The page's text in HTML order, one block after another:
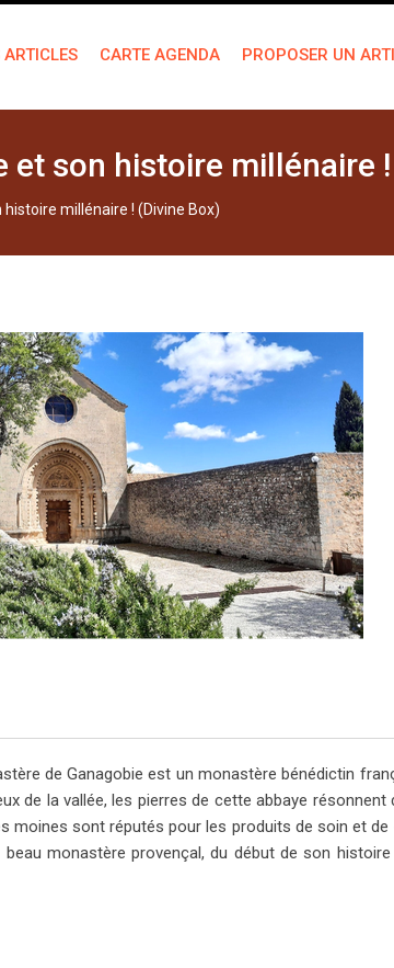
ARTICLES CARTE AGENDA PROPOSER UN
et son histoire millénaire
millénaire ! (Divine Box)
de Ganagobie est un monastère bénédictin
de la vallée, les pierres de cette abbaye
moines sont réputés pour les produits de soin et de
monastère provençal, du début de son histoire